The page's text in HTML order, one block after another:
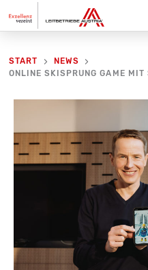
Inhalt
START
NEWS